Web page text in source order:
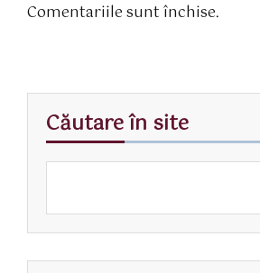
Comentariile sunt închise.
Căutare în site